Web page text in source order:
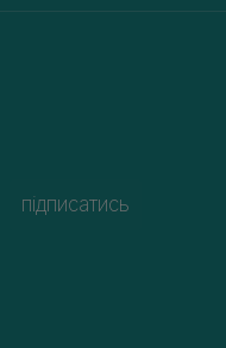
підписатись